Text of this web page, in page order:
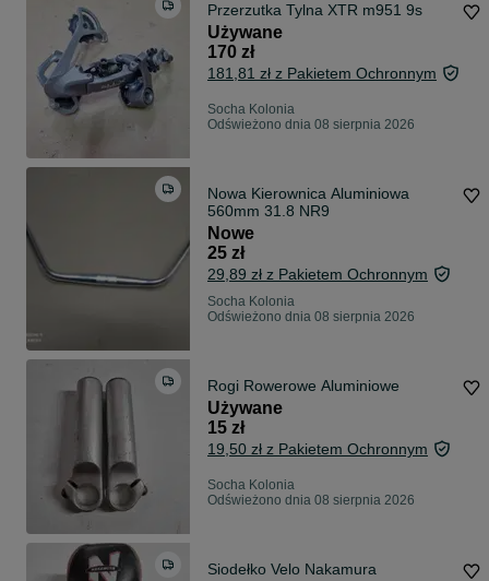
Przerzutka Tylna XTR m951 9s
Używane
170 zł
181,81 zł z Pakietem Ochronnym
Socha Kolonia
Odświeżono dnia 08 sierpnia 2026
Nowa Kierownica Aluminiowa
560mm 31.8 NR9
Nowe
25 zł
29,89 zł z Pakietem Ochronnym
Socha Kolonia
Odświeżono dnia 08 sierpnia 2026
Rogi Rowerowe Aluminiowe
Używane
15 zł
19,50 zł z Pakietem Ochronnym
Socha Kolonia
Odświeżono dnia 08 sierpnia 2026
Siodełko Velo Nakamura